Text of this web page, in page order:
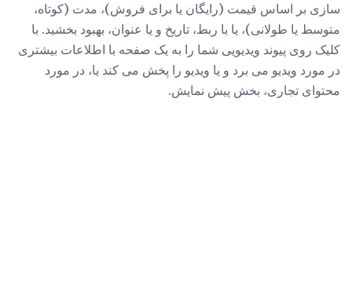
سازی بر اساس قیمت (رایگان یا برای فروش)، مدت (کوتاه،
متوسط ​​یا طولانی)، یا با ربط، تاریخ و یا عنوان، بهبود بخشید. با
کلیک روی پیوند ویدیویی شما را به یک صفحه با اطلاعات بیشتری
در مورد ویدیو می برد و یا ویدیو را پخش می کند یا، در مورد
محتوای تجاری، بخش پیش نمایش.